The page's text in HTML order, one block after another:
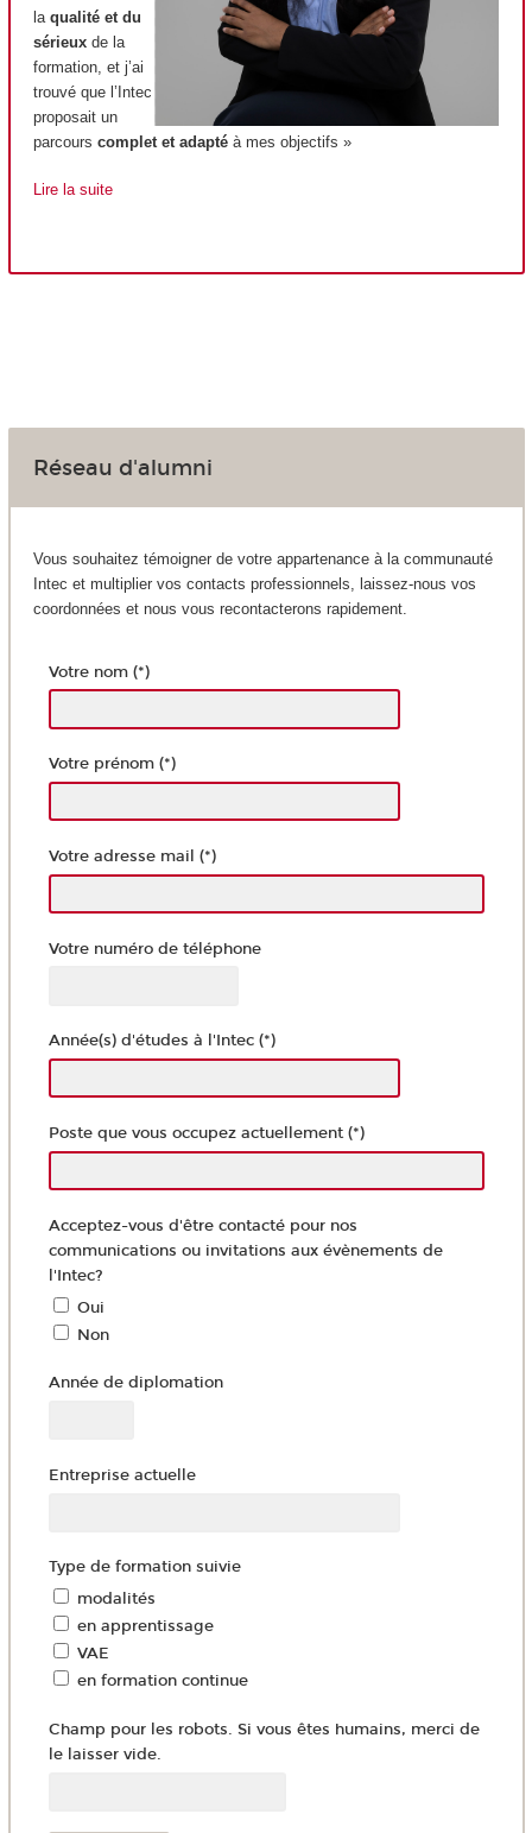
la qualité et du
sérieux de la
formation, et j’ai
trouvé que l’Intec
proposait un
parcours complet et adapté à mes objectifs »
Lire la suite
Réseau d'alumni
Vous souhaitez témoigner de votre appartenance à la communauté
Intec et multiplier vos contacts professionnels, laissez-nous vos
coordonnées et nous vous recontacterons rapidement.
Votre nom (*)
Votre prénom (*)
Votre adresse mail (*)
Votre numéro de téléphone
Année(s) d'études à l'Intec (*)
Poste que vous occupez actuellement (*)
Acceptez-vous d'être contacté pour nos
communications ou invitations aux évènements de
l'Intec?
Oui
Non
Année de diplomation
Entreprise actuelle
Type de formation suivie
modalités
en apprentissage
VAE
en formation continue
Champ pour les robots. Si vous êtes humains, merci de
le laisser vide.